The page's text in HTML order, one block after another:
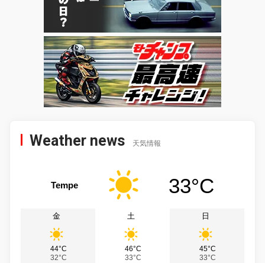
Weather news 天気情報
Tempe 33°C
金
44°C
32°C
土
46°C
33°C
日
45°C
33°C